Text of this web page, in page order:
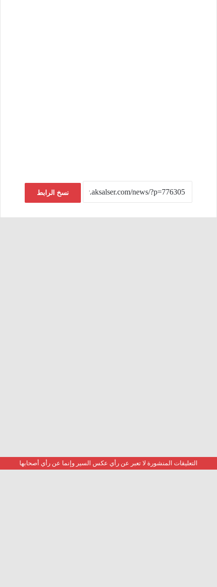
نسخ الرابط
التعليقات المنشورة لا تعبر عن رأي عكس السير وإنما عن رأي أصحابها